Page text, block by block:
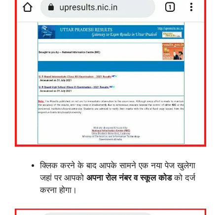
क्लिक करने के बाद आपके सामने एक नया पेज खुलेगा
जहां पर आपको अपना रोल नंबर व स्कूल कोडको दर्ज
करना होगा।